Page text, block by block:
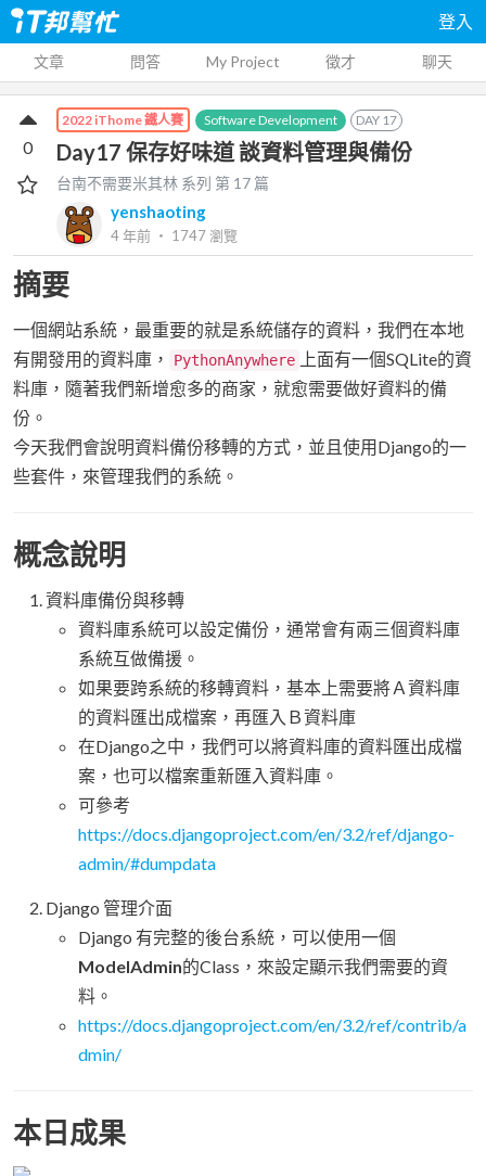
登入
文章 問答 My Project 徵才 聊天
2022 iThome 鐵人賽 Software Development DAY 17
Day17 保存好味道 談資料管理與備份
台南不需要米其林 系列 第 17 篇
yenshaoting
4 年前 ‧ 1747瀏覽
0
摘要
一個網站系統，最重要的就是系統儲存的資料，我們在本地
有開發用的資料庫，
PythonAnywhere
上面有一個SQLite的資
料庫，隨著我們新增愈多的商家，就愈需要做好資料的備
份。
今天我們會說明資料備份移轉的方式，並且使用Django的一
些套件，來管理我們的系統。
概念說明
資料庫備份與移轉
資料庫系統可以設定備份，通常會有兩三個資料庫
系統互做備援。
如果要跨系統的移轉資料，基本上需要將Ａ資料庫
的資料匯出成檔案，再匯入Ｂ資料庫
在Django之中，我們可以將資料庫的資料匯出成檔
案，也可以檔案重新匯入資料庫。
可參考
https://docs.djangoproject.com/en/3.2/ref/django-
admin/#dumpdata
Django 管理介面
Django 有完整的後台系統，可以使用一個
ModelAdmin的Class，來設定顯示我們需要的資
料。
https://docs.djangoproject.com/en/3.2/ref/contrib/a
dmin/
本日成果